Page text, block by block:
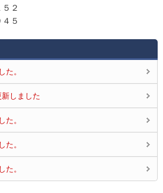
２
５
た。
しました
た。
た。
た。